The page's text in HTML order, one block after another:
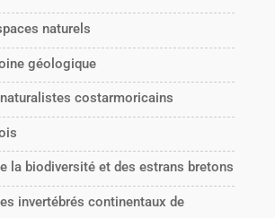
naturels
géologique
costarmoricains
la biodiversité et des estrans bretons
invertébrés continentaux de